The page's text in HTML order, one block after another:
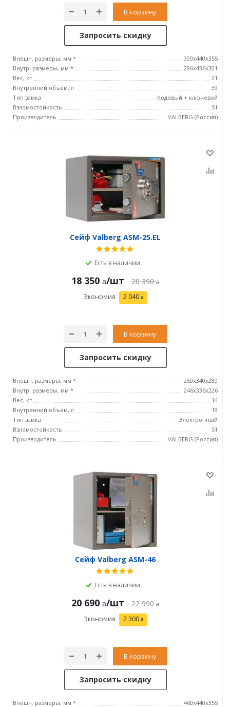
В корзину
Запросить скидку
Внешн. размеры, мм *
300x440x355
Внутр. размеры, мм *
296х436х301
Вес, кг
21
Внутренний объем, л
39
Тип замка
Кодовый + ключевой
Взломостойкость
S1
Производитель
VALBERG (Россия)
Сейф Valberg ASM-25.EL
Есть в наличии
18 350 /шт 20 390
Экономия 2 040
В корзину
Запросить скидку
Внешн. размеры, мм *
250x340x280
Внутр. размеры, мм *
246х336х226
Вес, кг
14
Внутренний объем, л
19
Тип замка
Электронный
Взломостойкость
S1
Производитель
VALBERG (Россия)
Сейф Valberg ASM-46
Есть в наличии
20 690 /шт 22 990
Экономия 2 300
В корзину
Запросить скидку
Внешн. размеры, мм *
460х440х355